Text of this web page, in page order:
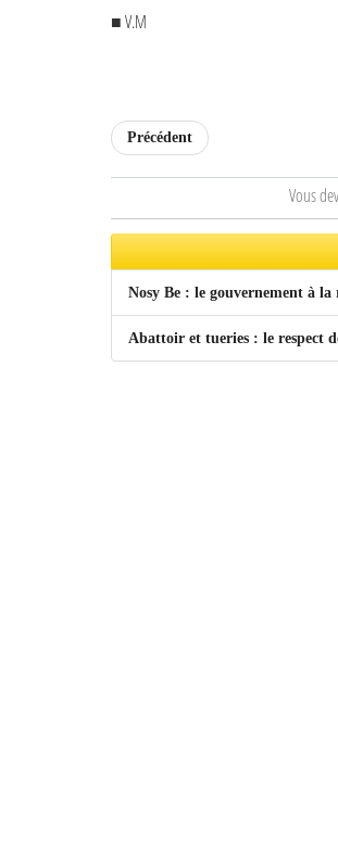
■ V.M
Précédent
Vous
Nosy Be : le gouvernement à la
Abattoir et tueries : le respect